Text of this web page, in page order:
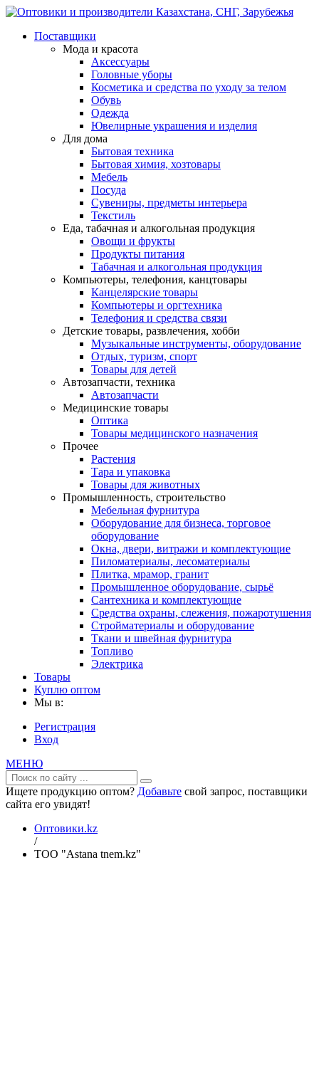
Поставщики
Мода и красота
Аксессуары
Головные уборы
Косметика и средства по уходу за телом
Обувь
Одежда
Ювелирные украшения и изделия
Для дома
Бытовая техника
Бытовая химия, хозтовары
Мебель
Посуда
Сувениры, предметы интерьера
Текстиль
Еда, табачная и алкогольная продукция
Овощи и фрукты
Продукты питания
Табачная и алкогольная продукция
Компьютеры, телефония, канцтовары
Канцелярские товары
Компьютеры и оргтехника
Телефония и средства связи
Детские товары, развлечения, хобби
Музыкальные инструменты, оборудование
Отдых, туризм, спорт
Товары для детей
Автозапчасти, техника
Автозапчасти
Медицинские товары
Оптика
Товары медицинского назначения
Прочее
Растения
Тара и упаковка
Товары для животных
Промышленность, строительство
Мебельная фурнитура
Оборудование для бизнеса, торговое
оборудование
Окна, двери, витражи и комплектующие
Пиломатериалы, лесоматериалы
Плитка, мрамор, гранит
Промышленное оборудование, сырьё
Сантехника и комплектующие
Средства охраны, слежения, пожаротушения
Стройматериалы и оборудование
Ткани и швейная фурнитура
Топливо
Электрика
Товары
Куплю оптом
Мы в:
Регистрация
Вход
МЕНЮ
Ищете продукцию оптом? Добавьте свой запрос, поставщики
сайта его увидят!
Оптовики.kz
/
ТОО "Astana tnem.kz"